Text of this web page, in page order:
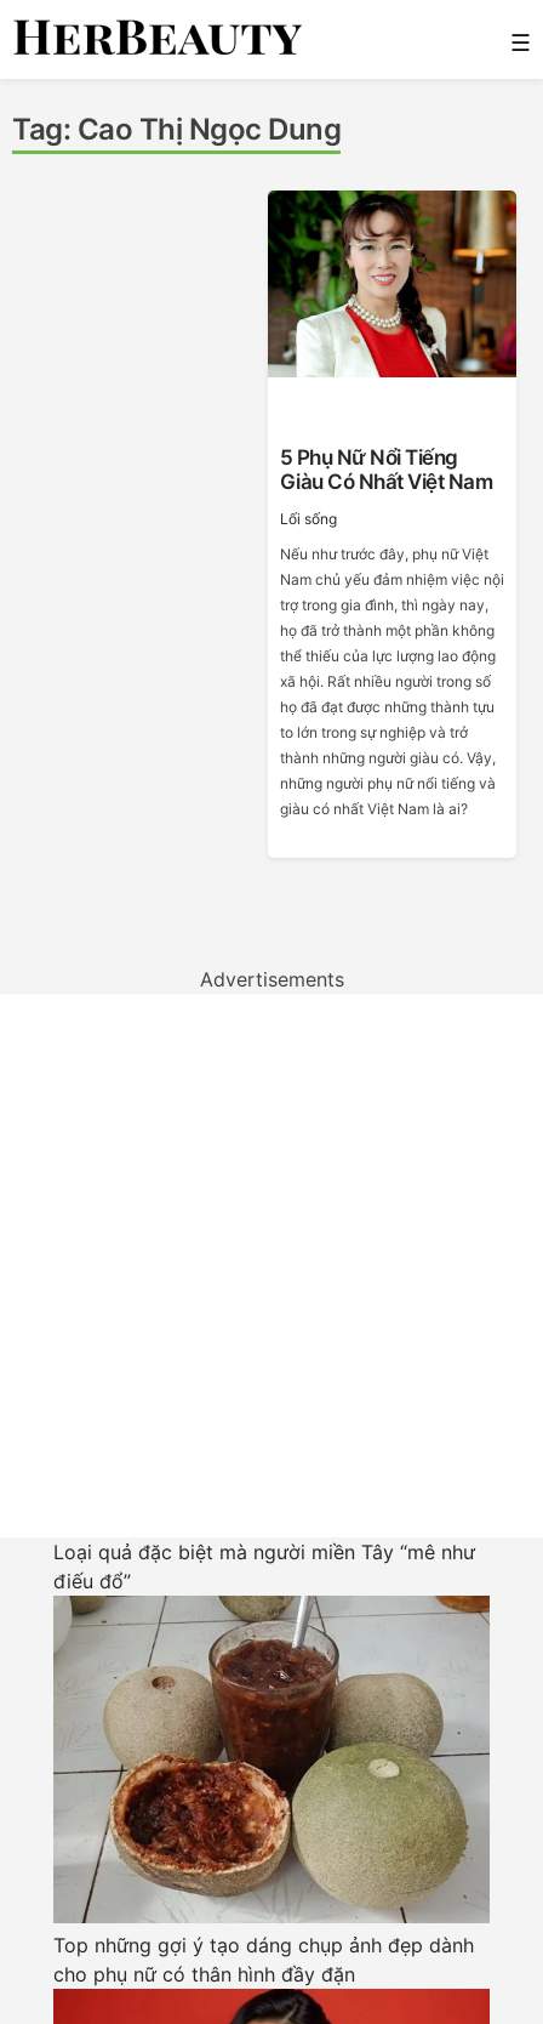
Skip
☰
Tag: Cao Thị Ngọc Dung
5 Phụ Nữ Nổi Tiếng
Giàu Có Nhất Việt Nam
Lối sống
Nếu như trước đây, phụ nữ Việt
Nam chủ yếu đảm nhiệm việc nội
trợ trong gia đình, thì ngày nay,
họ đã trở thành một phần không
thể thiếu của lực lượng lao động
xã hội. Rất nhiều người trong số
họ đã đạt được những thành tựu
to lớn trong sự nghiệp và trở
thành những người giàu có. Vậy,
những người phụ nữ nổi tiếng và
giàu có nhất Việt Nam là ai?
Advertisements
Loại quả đặc biệt mà người miền Tây “mê như
điếu đổ”
Top những gợi ý tạo dáng chụp ảnh đẹp dành
cho phụ nữ có thân hình đầy đặn